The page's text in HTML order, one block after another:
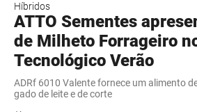
Híbridos
ATTO Sementes
de Milheto Forrageiro
Tecnológico Verão
ADRf 6010 Valente fornece um alimento
gado de leite e de corte